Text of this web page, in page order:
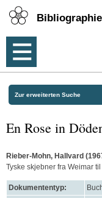
Zur erweiterten Suche
En Rose in
Rieber-Mohn, Hallvard
Tyske skjebner fra Weimar
Dokumententyp: